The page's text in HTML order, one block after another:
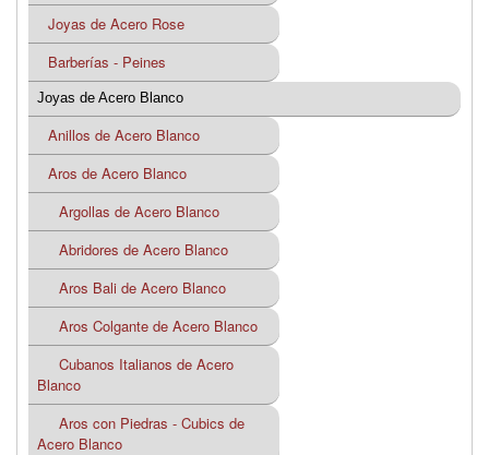
Joyas de Acero Rose
Barberías - Peines
Joyas de Acero Blanco
Anillos de Acero Blanco
Aros de Acero Blanco
Argollas de Acero Blanco
Abridores de Acero Blanco
Aros Bali de Acero Blanco
Aros Colgante de Acero Blanco
Cubanos Italianos de Acero
Blanco
Aros con Piedras - Cubics de
Acero Blanco